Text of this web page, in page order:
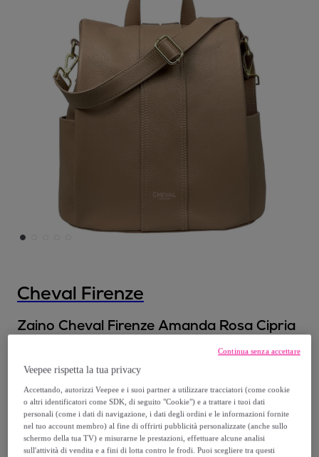
Cheval Firenze
Zaino Cheval Firenze Amanda Rosa Cipria
Zaino Cheval Firenze Amanda
Rosa Cipria
95,00 €
262, €
-63%
Veepee rispetta la tua privacy
Accettando, autorizzi Veepee e i suoi partner a utilizzare tracciatori (come cookie
o altri identificatori come SDK, di seguito "Cookie") e a trattare i tuoi dati
personali (come i dati di navigazione, i dati degli ordini e le informazioni fornite
nel tuo account membro) al fine di offrirti pubblicità personalizzate (anche sullo
schermo della tua TV) e misurarne le prestazioni, effettuare alcune analisi
sull'attività di vendita e a fini di lotta contro le frodi. Puoi scegliere tra questi
Continua senza accettare